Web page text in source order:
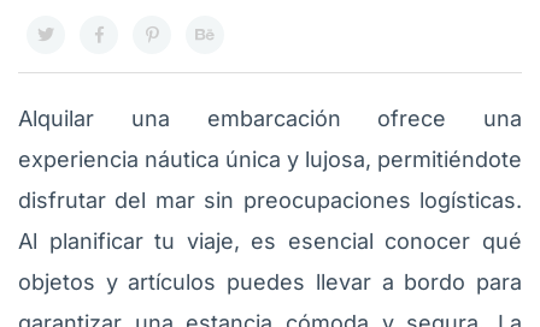
Alquilar una embarcación ofrece una
experiencia náutica única y lujosa, permitiéndote
disfrutar del mar sin preocupaciones logísticas.
Al planificar tu viaje, es esencial conocer qué
objetos y artículos puedes llevar a bordo para